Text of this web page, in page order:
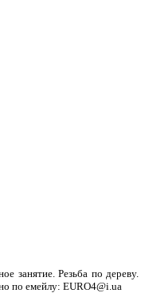
занятие. Резьба по дереву.
по емейлу: EURO4@i.ua